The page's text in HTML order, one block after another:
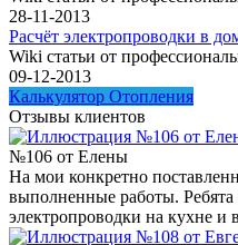
28-11-2013
Расчёт электропроводки в
Wiki статьи от
09-12-2013
Калькулятор Отопления
Отзывы клиентов
№106 от Елены
На мои конкретно
выполненные работы. Ребята
электропроводки на кухне и